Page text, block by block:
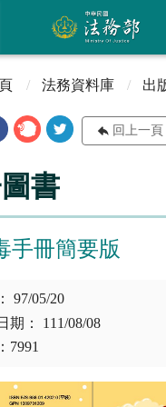
法務資料庫 出
回上一頁
書
手冊簡要版
97/05/20
期： 111/08/08
7991